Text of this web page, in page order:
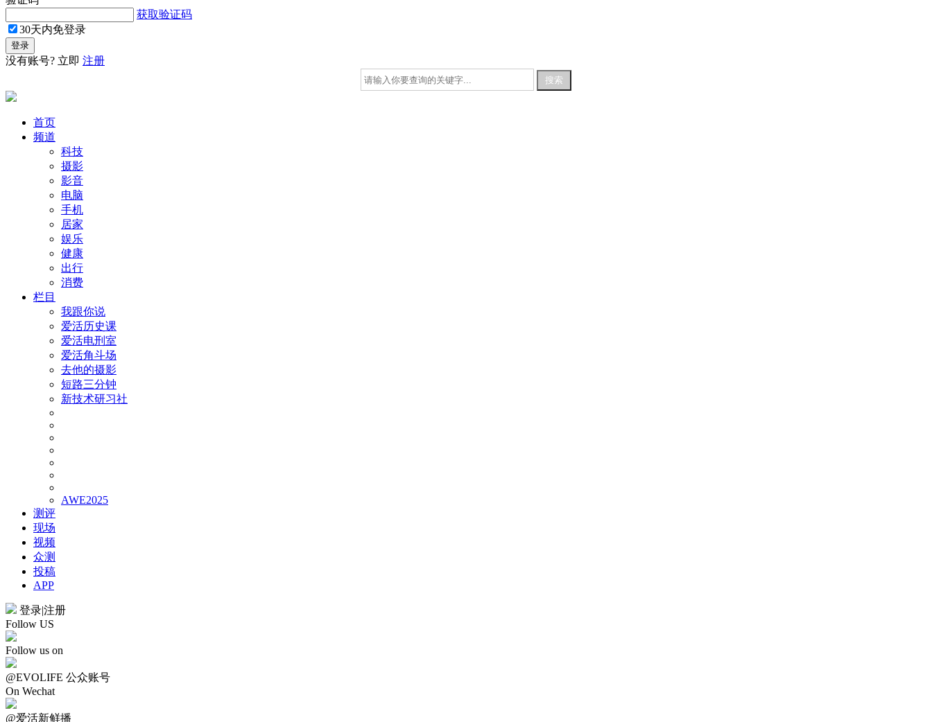
获取验证码
30天内免登录
没有账号? 立即 注册
首页
频道
科技
摄影
影音
电脑
手机
居家
娱乐
健康
出行
消费
栏目
我跟你说
爱活历史课
爱活电刑室
爱活角斗场
去他的摄影
短路三分钟
新技术研习社
AWE2025
测评
现场
视频
众测
投稿
APP
登录|注册
Follow US
Follow us on
@EVOLIFE 公众账号
On Wechat
@爱活新鲜播